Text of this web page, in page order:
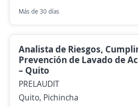
Más de 30 días
Analista de Riesgos,
Prevención de Lavado de
– Quito
PRELAUDIT
Quito, Pichincha